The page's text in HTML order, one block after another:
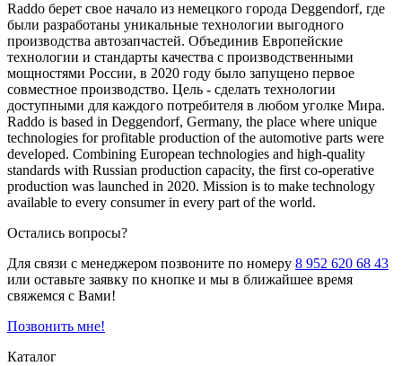
Raddo берет свое начало из немецкого города Deggendorf, где
были разработаны уникальные технологии выгодного
производства автозапчастей. Объединив Европейские
технологии и стандарты качества с производственными
мощностями России, в 2020 году было запущено первое
совместное производство. Цель - сделать технологии
доступными для каждого потребителя в любом уголке Мира.
Raddo is based in Deggendorf, Germany, the place where unique
technologies for profitable production of the automotive parts were
developed. Combining European technologies and high-quality
standards with Russian production capacity, the first co-operative
production was launched in 2020. Mission is to make technology
available to every consumer in every part of the world.
Остались вопросы?
Для связи с менеджером позвоните по номеру 8 952 620 68 43
или оставьте заявку по кнопке и мы в ближайшее время
свяжемся с Вами!
Позвонить мне!
Каталог